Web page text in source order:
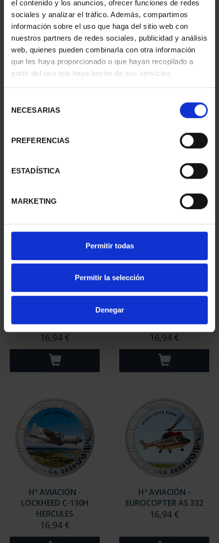
el contenido y los anuncios, ofrecer funciones de redes
sociales y analizar el tráfico. Además, compartimos
información sobre el uso que haga del sitio web con
nuestros partners de redes sociales, publicidad y análisis
web, quienes pueden combinarla con otra información
que les haya proporcionado o que hayan recopilado a
partir del uso que haya hecho de sus servicios.
NECESARIAS
PREFERENCIAS
ESTADÍSTICA
MARKETING
Permitir todas
Permitir la selección
Denegar
Hª AVIACIÓN - NORTH
Hª AVIACIÓN -
LOCKHEED P-3 ORION
Hª AVIACIÓN - BOEING
747
16,94 €
Hª AVIACIÓN - CASA C-
101 AVIOJET
16,94 €
Hª AVIACIÓN -
LOCKHEED C-130H
HERCULES
16,94 €
Hª AVIACIÓN -
EUROCOPTER AS 332
16,94 €